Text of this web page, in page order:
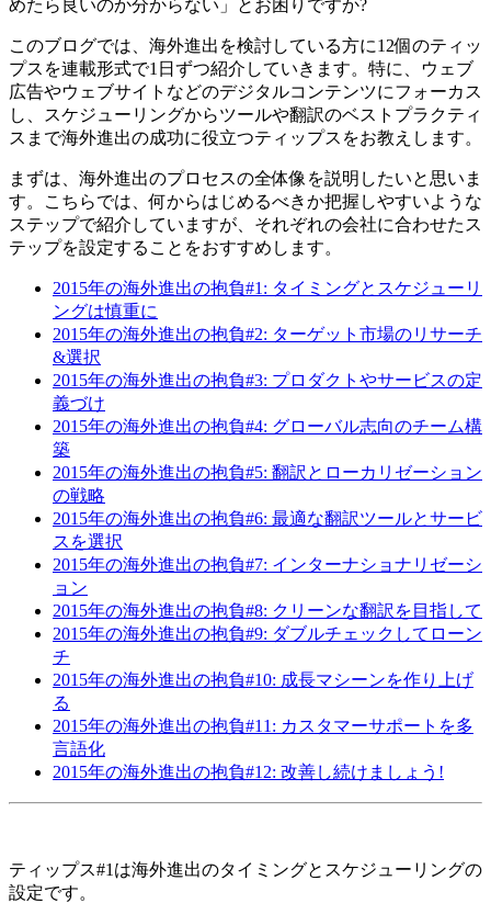
めたら良いのか分からない」とお困りですか?
このブログでは、海外進出を検討している方に12個のティッ
プスを連載形式で1日ずつ紹介していきます。特に、ウェブ
広告やウェブサイトなどのデジタルコンテンツにフォーカス
し、スケジューリングからツールや翻訳のベストプラクティ
スまで海外進出の成功に役立つティップスをお教えします。
まずは、海外進出のプロセスの全体像を説明したいと思いま
す。こちらでは、何からはじめるべきか把握しやすいような
ステップで紹介していますが、それぞれの会社に合わせたス
テップを設定することをおすすめします。
2015年の海外進出の抱負#1: タイミングとスケジューリ
ングは慎重に
2015年の海外進出の抱負#2: ターゲット市場のリサーチ
&選択
2015年の海外進出の抱負#3: プロダクトやサービスの定
義づけ
2015年の海外進出の抱負#4: グローバル志向のチーム構
築
2015年の海外進出の抱負#5: 翻訳とローカリゼーション
の戦略
2015年の海外進出の抱負#6: 最適な翻訳ツールとサービ
スを選択
2015年の海外進出の抱負#7: インターナショナリゼーシ
ョン
2015年の海外進出の抱負#8: クリーンな翻訳を目指して
2015年の海外進出の抱負#9: ダブルチェックしてローン
チ
2015年の海外進出の抱負#10: 成長マシーンを作り上げ
る
2015年の海外進出の抱負#11: カスタマーサポートを多
言語化
2015年の海外進出の抱負#12: 改善し続けましょう!
ティップス#1は海外進出のタイミングとスケジューリングの
設定です。